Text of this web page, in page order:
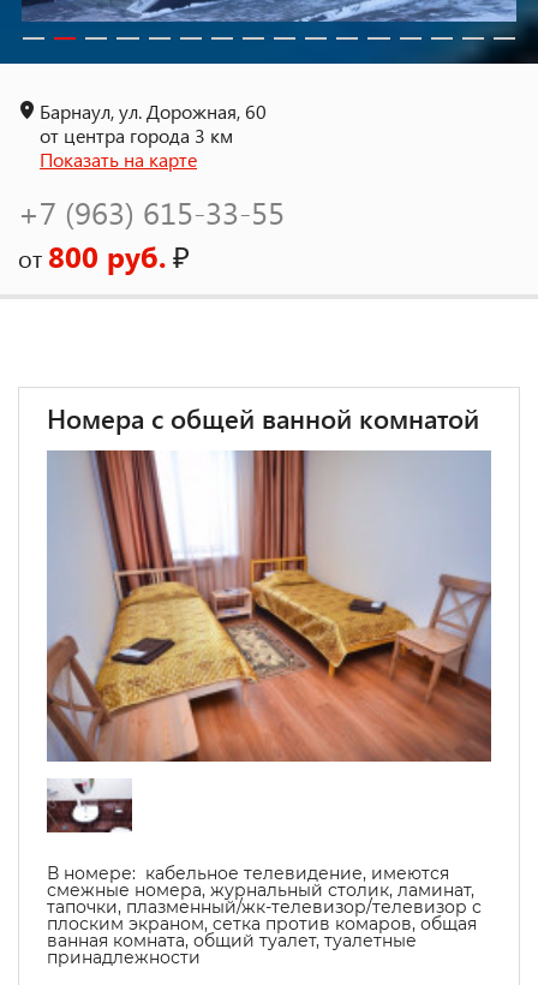
Барнаул, ул. Дорожная, 60
от центра города 3 км
Показать на карте
+7 (963) 615-33-55
от 800 руб.₽
Номера с общей ванной комнатой
В номере: кабельное телевидение, имеются
смежные номера, журнальный столик, ламинат,
тапочки, плазменный/жк-телевизор/телевизор с
плоским экраном, cетка против комаров, общая
ванная комната, общий туалет, туалетные
принадлежности